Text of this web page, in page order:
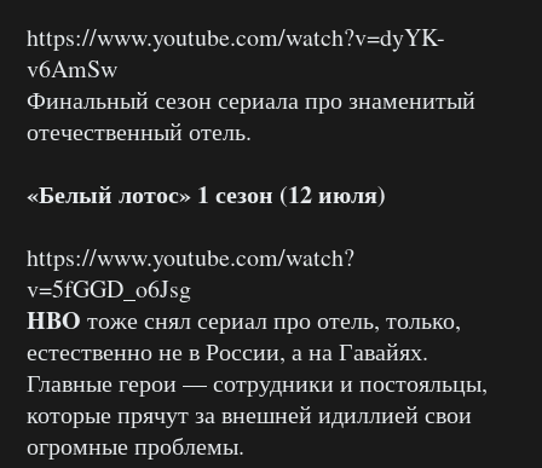
https://www.youtube.com/watch?v=dyYK-
v6AmSw
Финальный сезон сериала про знаменитый
отечественный отель.
«Белый лотос» 1 сезон (12 июля)
https://www.youtube.com/watch?
v=5fGGD_o6Jsg
HBO тоже снял сериал про отель, только,
естественно не в России, а на Гавайях.
Главные герои — сотрудники и постояльцы,
которые прячут за внешней идиллией свои
огромные проблемы.